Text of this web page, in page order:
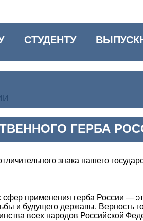
СТУДЕНТУ
ГЕРБА
знака нашего
применения герба России —
и будущего державы. Верность
всех народов Российской